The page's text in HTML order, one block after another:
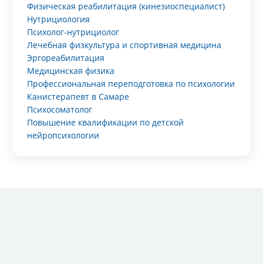
Физическая реабилитация (кинезиоспециалист)
Нутрициология
Психолог-нутрициолог
Лечебная физкультура и спортивная медицина
Эргореабилитация
Медицинская физика
Профессиональная переподготовка по психологии
Канистерапевт в Самаре
Психосоматолог
Повышение квалификации по детской
нейропсихологии